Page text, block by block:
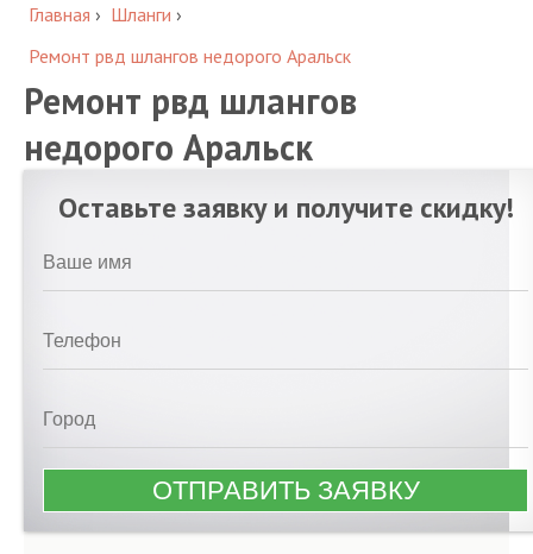
Главная › Шланги ›
Ремонт рвд шлангов недорого Аральск
Ремонт рвд шлангов
недорого Аральск
Оставьте заявку и получите скидку!